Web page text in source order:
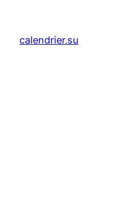
contenu
calendrier.su